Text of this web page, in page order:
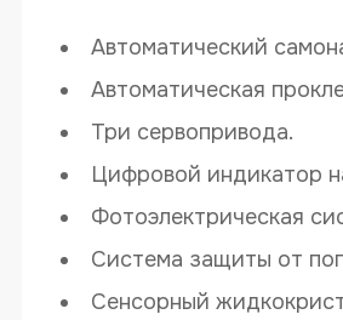
Автоматический
Автоматическая
Три сервопривода.
Цифровой индикатор
Фотоэлектрическая
Система защиты от
Сенсорный